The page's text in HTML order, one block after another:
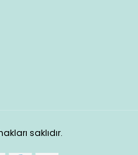
saklıdır.